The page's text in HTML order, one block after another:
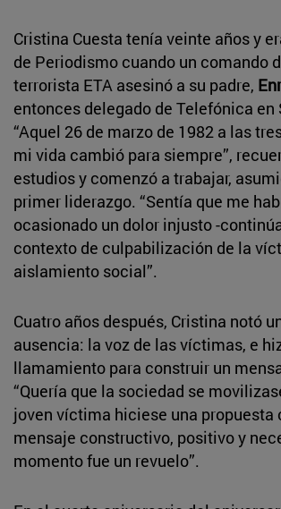
Cristina Cuesta tenía veinte años y
de Periodismo cuando un comando
terrorista ETA asesinó a su padre,
entonces delegado de Telefónica en
“Aquel 26 de marzo de 1982 a las
mi vida cambió para siempre”,
estudios y comenzó a trabajar,
primer liderazgo. “Sentía que me
ocasionado un dolor injusto -
contexto de culpabilización de la
aislamiento social”.
Cuatro años después, Cristina notó
ausencia: la voz de las víctimas, e
llamamiento para construir un
“Quería que la sociedad se
joven víctima hiciese una propuesta
mensaje constructivo, positivo y
momento fue un revuelo”.